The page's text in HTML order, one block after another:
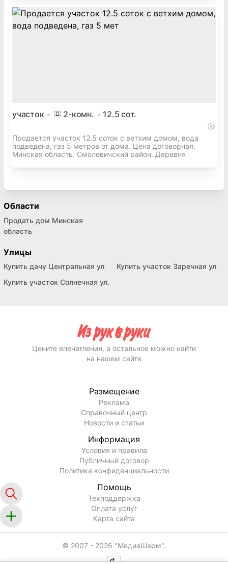
участок 2-комн. 12.5 сот.
Продается участок 12.5 соток с ветхим домом, вода
подведена, газ 5 метров от дома. Цена договорная.
Минская область. Смолевичский район. Деревня
Области
Продать дом Минская
область
Улицы
Купить дачу Центральная ул
Купить участок Заречная ул
Купить участок Солнечная ул.
Цените впечатления, а остальное можно найти
на нашем сайте
Размещение
Реклама
Справочный центр
Новости и статьи
Информация
Условия и правила
Публичный договор
Политика конфиденциальности
Помощь
Техподдержка
Оплата услуг
Карта сайта
© 2007 - 2026 "МедиаШарм".